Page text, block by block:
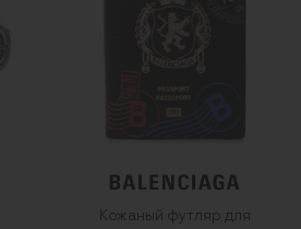
Кожаный футляр для